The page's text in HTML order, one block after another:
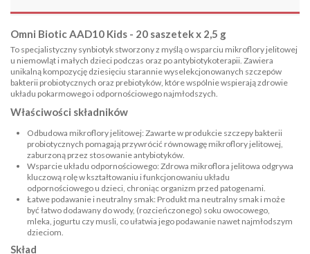
Omni Biotic AAD10 Kids - 20 saszetek x 2,5 g
To specjalistyczny synbiotyk stworzony z myślą o wsparciu mikroflory jelitowej
u niemowląt i małych dzieci podczas oraz po antybiotykoterapii. Zawiera
unikalną kompozycję dziesięciu starannie wyselekcjonowanych szczepów
bakterii probiotycznych oraz prebiotyków, które wspólnie wspierają zdrowie
układu pokarmowego i odpornościowego najmłodszych.
Właściwości składników
Odbudowa mikroflory jelitowej: Zawarte w produkcie szczepy bakterii
probiotycznych pomagają przywrócić równowagę mikroflory jelitowej,
zaburzoną przez stosowanie antybiotyków.
Wsparcie układu odpornościowego: Zdrowa mikroflora jelitowa odgrywa
kluczową rolę w kształtowaniu i funkcjonowaniu układu
odpornościowego u dzieci, chroniąc organizm przed patogenami.
Łatwe podawanie i neutralny smak: Produkt ma neutralny smak i może
być łatwo dodawany do wody, (rozcieńczonego) soku owocowego,
mleka, jogurtu czy musli, co ułatwia jego podawanie nawet najmłodszym
dzieciom.
Skład